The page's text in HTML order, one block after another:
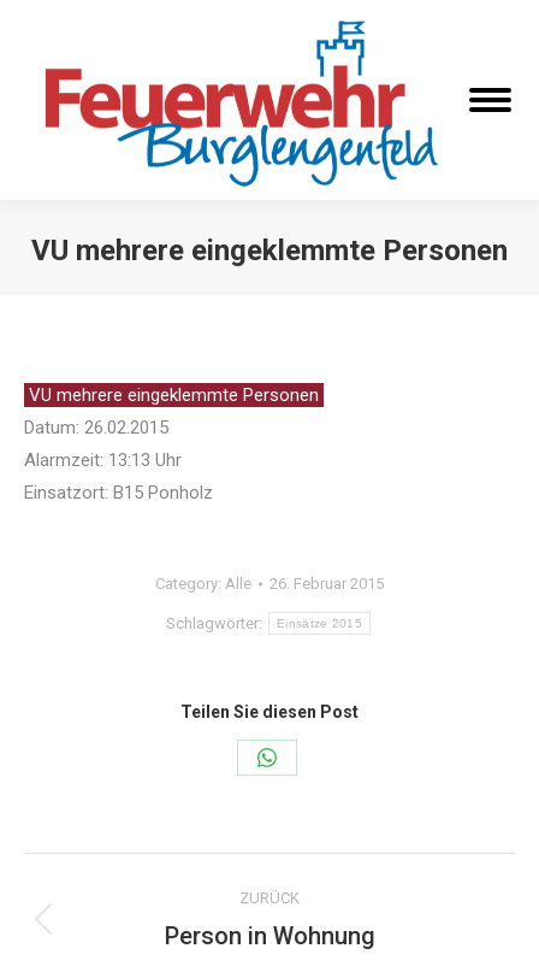
VU mehrere eingeklemmte Personen
VU mehrere eingeklemmte Personen
Datum: 26.02.2015
Alarmzeit: 13:13 Uhr
Einsatzort: B15 Ponholz
Category: Alle 26. Februar 2015
Schlagwörter: Einsätze 2015
Teilen Sie diesen Post
Share
WhatsApp
Kommentarnavigation
ZURÜCK
Vorheriger
Person in Wohnung